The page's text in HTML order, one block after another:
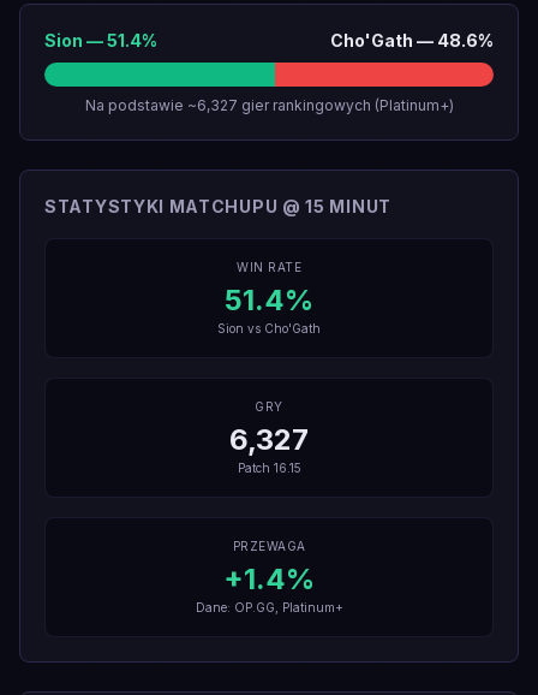
Sion —51.4% Cho'Gath — 48.6%
Na podstawie ~6,327 gier rankingowych (Platinum+)
STATYSTYKI MATCHUPU @ 15 MINUT
WIN RATE
51.4%
Sion vs Cho'Gath
GRY
6,327
Patch 16.15
PRZEWAGA
+1.4%
Dane: OP.GG, Platinum+